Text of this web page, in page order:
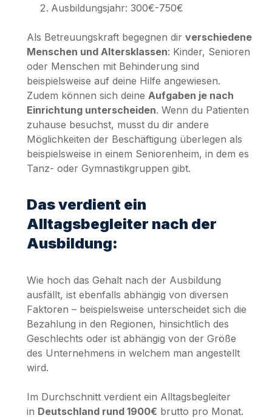
Ausbildungsjahr: 300€-750€
Als Betreuungskraft begegnen dir verschiedene
Menschen und Altersklassen: Kinder, Senioren
oder Menschen mit Behinderung sind
beispielsweise auf deine Hilfe angewiesen.
Zudem können sich deine Aufgaben je nach
Einrichtung unterscheiden. Wenn du Patienten
zuhause besuchst, musst du dir andere
Möglichkeiten der Beschäftigung überlegen als
beispielsweise in einem Seniorenheim, in dem es
Tanz- oder Gymnastikgruppen gibt.
Das verdient ein
Alltagsbegleiter nach der
Ausbildung:
Wie hoch das Gehalt nach der Ausbildung
ausfällt, ist ebenfalls abhängig von diversen
Faktoren – beispielsweise unterscheidet sich die
Bezahlung in den Regionen, hinsichtlich des
Geschlechts oder ist abhängig von der Größe
des Unternehmens in welchem man angestellt
wird.
Im Durchschnitt verdient ein Alltagsbegleiter
in Deutschland rund 1900€ brutto pro Monat.